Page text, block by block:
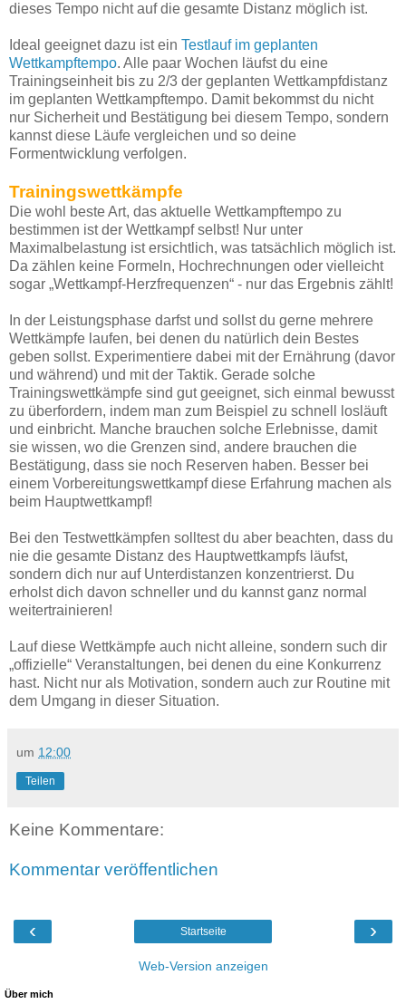
dieses Tempo nicht auf die gesamte Distanz möglich ist.
Ideal geeignet dazu ist ein Testlauf im geplanten
Wettkampftempo. Alle paar Wochen läufst du eine
Trainingseinheit bis zu 2/3 der geplanten Wettkampfdistanz
im geplanten Wettkampftempo. Damit bekommst du nicht
nur Sicherheit und Bestätigung bei diesem Tempo, sondern
kannst diese Läufe vergleichen und so deine
Formentwicklung verfolgen.
Trainingswettkämpfe
Die wohl beste Art, das aktuelle Wettkampftempo zu
bestimmen ist der Wettkampf selbst! Nur unter
Maximalbelastung ist ersichtlich, was tatsächlich möglich ist.
Da zählen keine Formeln, Hochrechnungen oder vielleicht
sogar „Wettkampf-Herzfrequenzen“ - nur das Ergebnis zählt!
In der Leistungsphase darfst und sollst du gerne mehrere
Wettkämpfe laufen, bei denen du natürlich dein Bestes
geben sollst. Experimentiere dabei mit der Ernährung (davor
und während) und mit der Taktik. Gerade solche
Trainingswettkämpfe sind gut geeignet, sich einmal bewusst
zu überfordern, indem man zum Beispiel zu schnell losläuft
und einbricht. Manche brauchen solche Erlebnisse, damit
sie wissen, wo die Grenzen sind, andere brauchen die
Bestätigung, dass sie noch Reserven haben. Besser bei
einem Vorbereitungswettkampf diese Erfahrung machen als
beim Hauptwettkampf!
Bei den Testwettkämpfen solltest du aber beachten, dass du
nie die gesamte Distanz des Hauptwettkampfs läufst,
sondern dich nur auf Unterdistanzen konzentrierst. Du
erholst dich davon schneller und du kannst ganz normal
weitertrainieren!
Lauf diese Wettkämpfe auch nicht alleine, sondern such dir
„offizielle“ Veranstaltungen, bei denen du eine Konkurrenz
hast. Nicht nur als Motivation, sondern auch zur Routine mit
dem Umgang in dieser Situation.
um 12:00
Teilen
Keine Kommentare:
Kommentar veröffentlichen
‹ ›
Startseite
Web-Version anzeigen
Über mich